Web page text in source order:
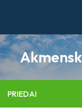
PRIEDAI